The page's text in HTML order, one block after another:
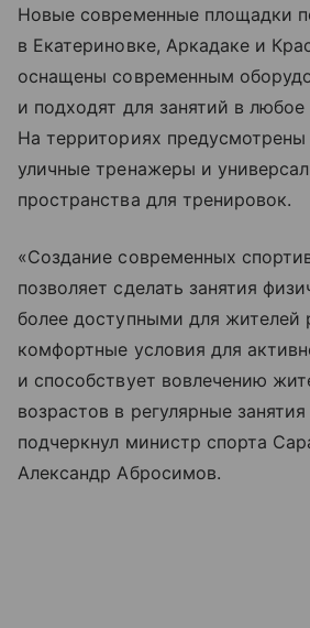
Новые современные площадки
в Екатериновке, Аркадаке и
оснащены современным
и подходят для занятий в
На территориях
уличные тренажеры и
пространства для тренировок.
«Создание современных
позволяет сделать занятия
более доступными для жителей
комфортные условия для
и способствует вовлечению
возрастов в регулярные
подчеркнул министр спорта
Александр Абросимов.